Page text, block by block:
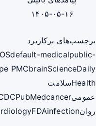
برچسب‌های پرکاربرد
default-medicalpublic-
PMCbrainScienceDaily
Healthسلامت
عمومی
PubMedcancer
روان
FDAinfection